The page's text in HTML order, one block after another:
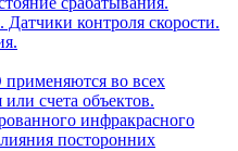
контроля скорости.
во всех
счета объектов.
инфракрасного
посторонних